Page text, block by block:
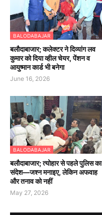
BALODABAJAR
बलौदाबाजार; कलेक्टर ने दिव्यांग लव
कुमार को दिया व्हील चेयर, पेंशन व
आयुष्मान कार्ड भी बनेगा
June 16, 2026
BALODABAJAR
बलौदाबाजार; त्योहार से पहले पुलिस का
संदेश—जश्न मनाइए, लेकिन अफवाह
और तनाव को नहीं
May 27, 2026